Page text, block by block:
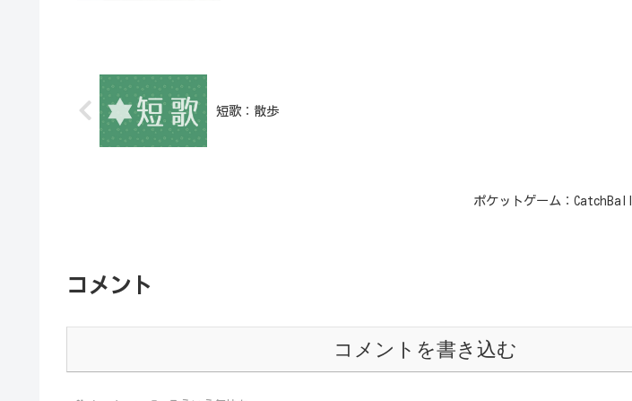
短歌：散歩
ポケットゲーム：CatchBall
コメント
コメントを書き込む